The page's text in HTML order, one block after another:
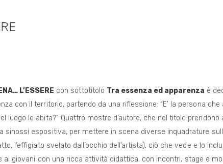
L’ESSERE con sottotitolo Tra essenza ed apparenza è
con il territorio, partendo da una riflessione: “E’ la persona che
luogo lo abita?” Quattro mostre d’autore, che nel titolo
espositiva, per mettere in scena diverse inquadrature
l’effigiato svelato dall’occhio dell’artista), ciò che vede e lo
ai giovani con una ricca attività didattica, con incontri, stage e